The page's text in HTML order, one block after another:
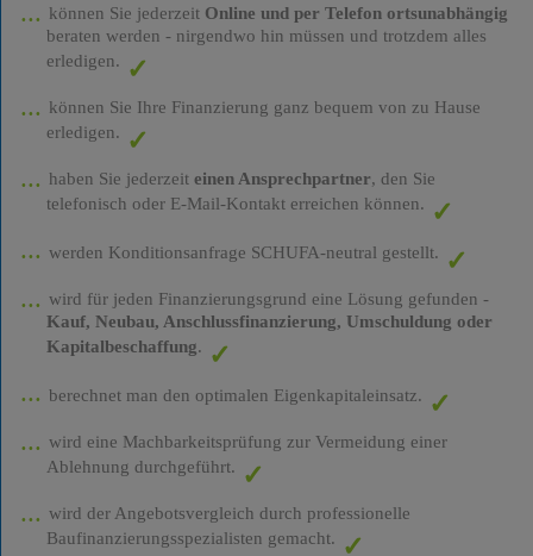
können Sie jederzeit Online und per Telefon ortsunabhängig
beraten werden - nirgendwo hin müssen und trotzdem alles
erledigen.
können Sie Ihre Finanzierung ganz bequem von zu Hause
erledigen.
haben Sie jederzeit einen Ansprechpartner, den Sie
telefonisch oder E-Mail-Kontakt erreichen können.
werden Konditionsanfrage SCHUFA-neutral gestellt.
wird für jeden Finanzierungsgrund eine Lösung gefunden -
Kauf, Neubau, Anschlussfinanzierung, Umschuldung oder
Kapitalbeschaffung.
berechnet man den optimalen Eigenkapitaleinsatz.
wird eine Machbarkeitsprüfung zur Vermeidung einer
Ablehnung durchgeführt.
wird der Angebotsvergleich durch professionelle
Baufinanzierungsspezialisten gemacht.